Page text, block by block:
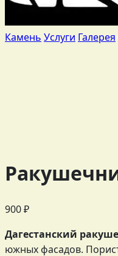
Камень Услуги Галерея
900₽
Дагестанский
южных фасадов.